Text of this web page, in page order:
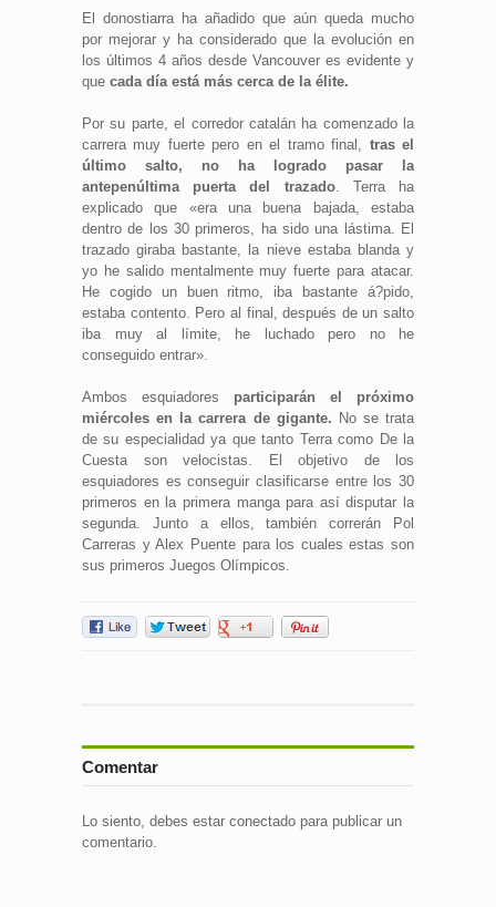
El donostiarra ha añadido que aún queda mucho
por mejorar y ha considerado que la evolución en
los últimos 4 años desde Vancouver es evidente y
que cada día está más cerca de la élite.
Por su parte, el corredor catalán ha comenzado la
carrera muy fuerte pero en el tramo final, tras el
último salto, no ha logrado pasar la
antepenúltima puerta del trazado. Terra ha
explicado que «era una buena bajada, estaba
dentro de los 30 primeros, ha sido una lástima. El
trazado giraba bastante, la nieve estaba blanda y
yo he salido mentalmente muy fuerte para atacar.
He cogido un buen ritmo, iba bastante á?pido,
estaba contento. Pero al final, después de un salto
iba muy al límite, he luchado pero no he
conseguido entrar».
Ambos esquiadores participarán el próximo
miércoles en la carrera de gigante. No se trata
de su especialidad ya que tanto Terra como De la
Cuesta son velocistas. El objetivo de los
esquiadores es conseguir clasificarse entre los 30
primeros en la primera manga para así disputar la
segunda. Junto a ellos, también correrán Pol
Carreras y Alex Puente para los cuales estas son
sus primeros Juegos Olímpicos.
Comentar
Lo siento, debes estar conectado para publicar un
comentario.